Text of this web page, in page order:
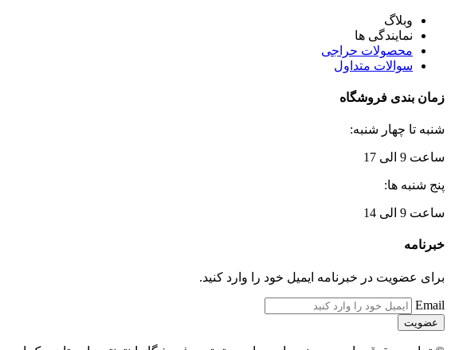
وبلاگ
نمایندگی ها
محصولات حراجی
سوالات متداول
زمان بندی فروشگاه
شنبه تا چهار شنبه:
ساعت 9 الی 17
پنج شنبه ها:
ساعت 9 الی 14
خبرنامه
برای عضویت در خبرنامه ایمیل خود را وارد کنید.
Email